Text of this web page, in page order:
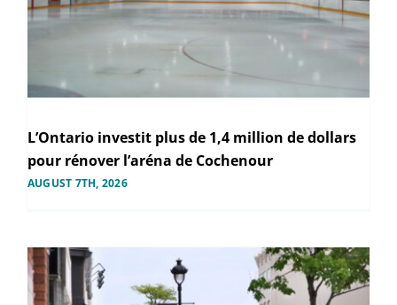
L’Ontario investit plus de 1,4 million de dollars
pour rénover l’aréna de Cochenour
AUGUST 7TH, 2026